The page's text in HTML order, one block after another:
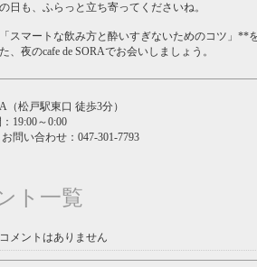
日も、ふらっと立ち寄ってくださいね。
スマートな飲み方と酔いすぎないためのコツ」**
、夜のcafe de SORAでお会いしましょう。
（松戸駅東口 徒歩3分）
19:00～0:00
問い合わせ：047-301-7793
ト一覧
メントはありません